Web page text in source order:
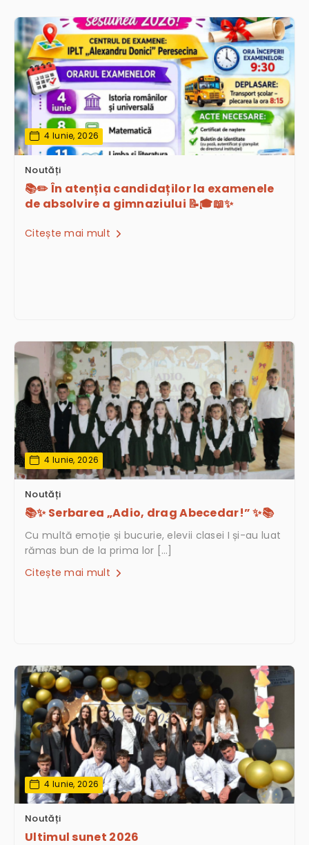
4 Iunie, 2026
Noutăți
📚✏️ În atenția candidaților la examenele
de absolvire a gimnaziului 📝🎓📖✨
Citește mai mult
4 Iunie, 2026
Noutăți
📚✨ Serbarea „Adio, drag Abecedar!” ✨📚
Cu multă emoție și bucurie, elevii clasei I și-au luat
rămas bun de la prima lor […]
Citește mai mult
4 Iunie, 2026
Noutăți
Ultimul sunet 2026